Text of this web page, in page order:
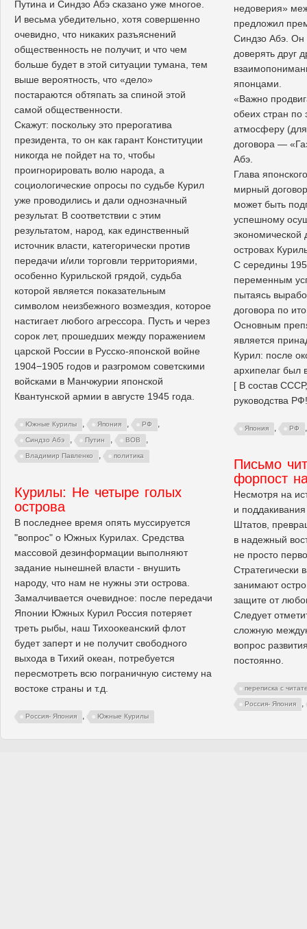
Путина и Синдзо Абэ сказано уже многое.
И весьма убедительно, хотя совершенно
очевидно, что никаких разъяснений
общественность не получит, и что чем
больше будет в этой ситуации тумана, тем
выше вероятность, что «дело»
постараются обтяпать за спиной этой
самой общественности.
Скажут: поскольку это прерогатива
президента, то он как гарант Конституции
никогда не пойдет на то, чтобы
проигнорировать волю народа, а
социологические опросы по судьбе Курил
уже проводились и дали однозначный
результат. В соответствии с этим
результатом, народ, как единственный
источник власти, категорически против
передачи и/или торговли территориями,
особенно Курильской грядой, судьба
которой является показательным
символом неизбежного возмездия, которое
настигает любого агрессора. Пусть и через
сорок лет, прошедших между поражением
царской России в Русско-японской войне
1904−1905 годов и разгромом советскими
войсками в Манчжурии японской
Квантунской армии в августе 1945 года.
Южные Курилы , Япония , РФ ,
Синдзо Абэ , Путин , ВОВ ,
Владимир Павленко , политика
недоверия»
предложил
Синдзо Абэ. Он
доверять друг
японцами.
«Важно
обеих стран по
атмосферу
договора —
Абэ.
Глава
мирный
может быть
успешному
экономической
островах
С середины
переменным
пытаясь
договора по
Основным
является
Курил: после
архипелаг был
[ В состав
руководства
Япония , РФ
Письмо
форпост
Несмотря на
и
Штатов,
в надежный
не просто
Стратегически
занимают
защите от
Следует
сложную
вопрос
постоянно.
переписка с
Россия- Япония ,
Курилы: Не четыре голых
острова
В последнее время опять муссируется
"вопрос" о Южных Курилах. Средства
массовой дезинформации выполняют
задание нынешней власти - внушить
народу, что нам не нужны эти острова.
Замалчивается очевидное: после передачи
Японии Южных Курил Россия потеряет
треть рыбы, наш Тихоокеанский флот
будет заперт и не получит свободного
выхода в Тихий океан, потребуется
пересмотреть всю пограничную систему на
востоке страны и т.д.
Россия- Япония , Южные Курилы